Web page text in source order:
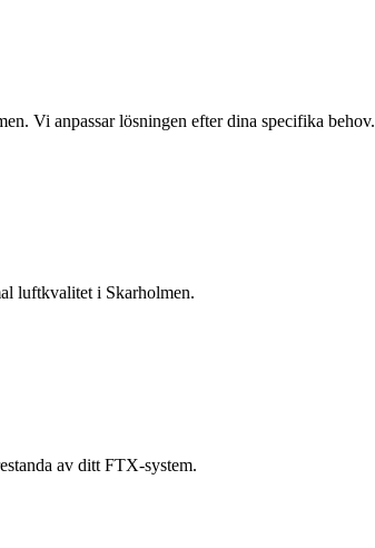
. Vi anpassar lösningen efter dina specifika behov.
luftkvalitet i Skarholmen.
av ditt FTX-system.